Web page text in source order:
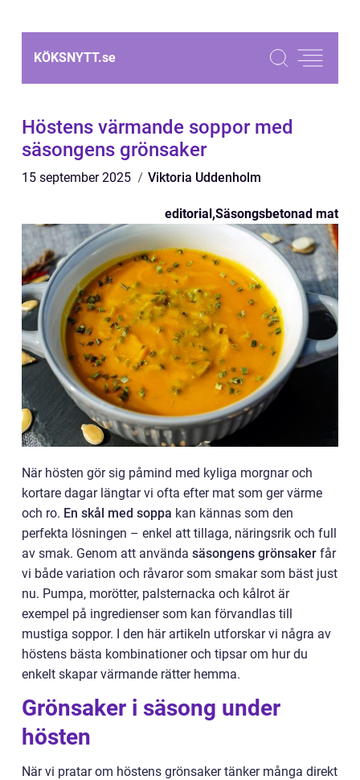
KÖKSNYTT.se
Höstens värmande soppor med
säsongens grönsaker
15 september 2025 Viktoria Uddenholm
editorial,Säsongsbetonad mat
När hösten gör sig påmind med kyliga morgnar och
kortare dagar längtar vi ofta efter mat som ger värme
och ro. En skål med soppa kan kännas som den
perfekta lösningen – enkel att tillaga, näringsrik och full
av smak. Genom att använda säsongens grönsaker får
vi både variation och råvaror som smakar som bäst just
nu. Pumpa, morötter, palsternacka och kålrot är
exempel på ingredienser som kan förvandlas till
mustiga soppor. I den här artikeln utforskar vi några av
höstens bästa kombinationer och tipsar om hur du
enkelt skapar värmande rätter hemma.
Grönsaker i säsong under
hösten
När vi pratar om höstens grönsaker tänker många direkt